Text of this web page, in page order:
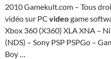
2010 Gamekult.com – Tous
vidéo sur PC videogame
Xbox 360 (X360) XLA XNA –
(NDS) – Sony PSP PSPGo –
Boy …